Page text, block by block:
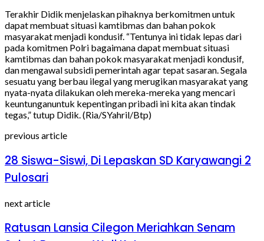
Terakhir Didik menjelaskan pihaknya berkomitmen untuk
dapat membuat situasi kamtibmas dan bahan pokok
masyarakat menjadi kondusif. “Tentunya ini tidak lepas dari
pada komitmen Polri bagaimana dapat membuat situasi
kamtibmas dan bahan pokok masyarakat menjadi kondusif,
dan mengawal subsidi pemerintah agar tepat sasaran. Segala
sesuatu yang berbau ilegal yang merugikan masyarakat yang
nyata-nyata dilakukan oleh mereka-mereka yang mencari
keuntunganuntuk kepentingan pribadi ini kita akan tindak
tegas,” tutup Didik. (Ria/SYahril/Btp)
previous article
28 Siswa-Siswi, Di Lepaskan SD Karyawangi 2
Pulosari
next article
Ratusan Lansia Cilegon Meriahkan Senam